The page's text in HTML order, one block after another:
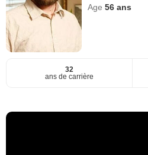
Age56 ans
32
ans de carrière